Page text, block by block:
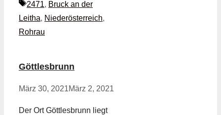
Schlagwörter
2471, Bruck an der
Leitha, Niederösterreich,
Rohrau
Göttlesbrunn
März 30, 2021März 2, 2021
Der Ort Göttlesbrunn liegt